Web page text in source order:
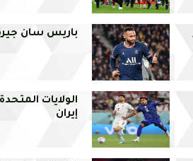
باريس سان
الولايات
إيران